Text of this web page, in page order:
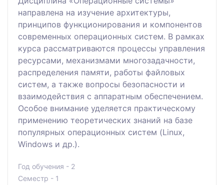
направлена на изучение архитектуры,
принципов функционирования и компонентов
современных операционных систем. В рамках
курса рассматриваются процессы управления
ресурсами, механизмами многозадачности,
распределения памяти, работы файловых
систем, а также вопросы безопасности и
взаимодействия с аппаратным обеспечением.
Особое внимание уделяется практическому
применению теоретических знаний на базе
популярных операционных систем (Linux,
Windows и др.).
Год обучения - 2
Семестр - 1